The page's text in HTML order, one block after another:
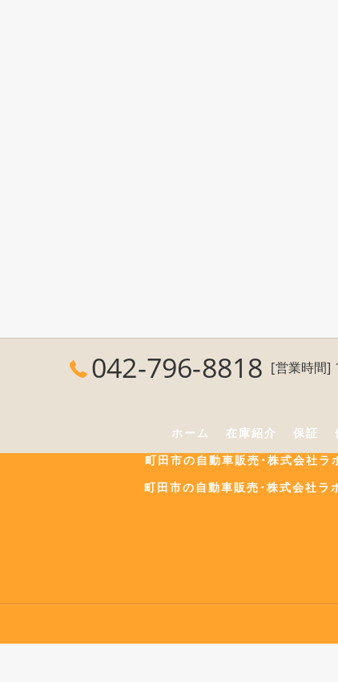
042-796-8818 [営業時間]
ホーム 在庫紹介 保証
町田市の自動車販売･株式会社ラ
町田市の自動車販売･株式会社ラ